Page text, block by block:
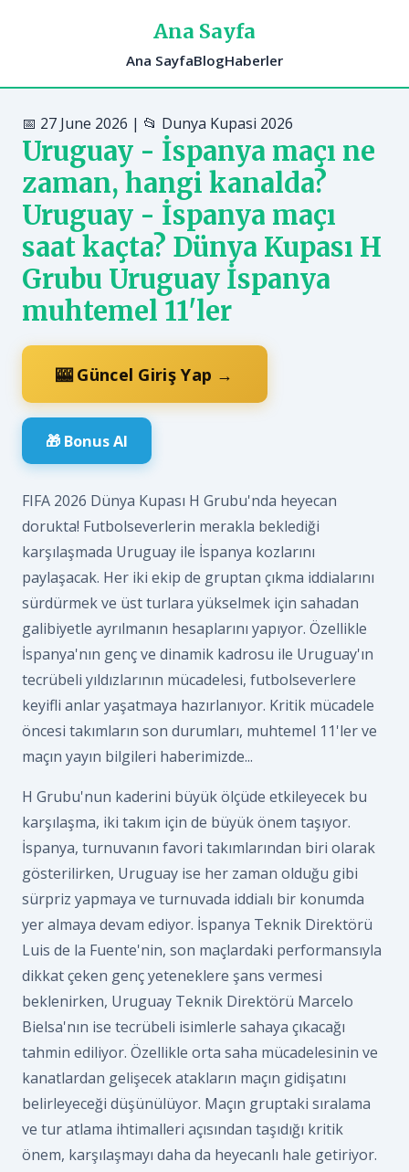
Ana Sayfa
Ana SayfaBlogHaberler
📅 27 June 2026 | 📂 Dunya Kupasi 2026
Uruguay - İspanya maçı ne
zaman, hangi kanalda?
Uruguay - İspanya maçı
saat kaçta? Dünya Kupası H
Grubu Uruguay İspanya
muhtemel 11'ler
🎰 Güncel Giriş Yap →
🎁 Bonus Al
FIFA 2026 Dünya Kupası H Grubu'nda heyecan
dorukta! Futbolseverlerin merakla beklediği
karşılaşmada Uruguay ile İspanya kozlarını
paylaşacak. Her iki ekip de gruptan çıkma iddialarını
sürdürmek ve üst turlara yükselmek için sahadan
galibiyetle ayrılmanın hesaplarını yapıyor. Özellikle
İspanya'nın genç ve dinamik kadrosu ile Uruguay'ın
tecrübeli yıldızlarının mücadelesi, futbolseverlere
keyifli anlar yaşatmaya hazırlanıyor. Kritik mücadele
öncesi takımların son durumları, muhtemel 11'ler ve
maçın yayın bilgileri haberimizde...
H Grubu'nun kaderini büyük ölçüde etkileyecek bu
karşılaşma, iki takım için de büyük önem taşıyor.
İspanya, turnuvanın favori takımlarından biri olarak
gösterilirken, Uruguay ise her zaman olduğu gibi
sürpriz yapmaya ve turnuvada iddialı bir konumda
yer almaya devam ediyor. İspanya Teknik Direktörü
Luis de la Fuente'nin, son maçlardaki performansıyla
dikkat çeken genç yeteneklere şans vermesi
beklenirken, Uruguay Teknik Direktörü Marcelo
Bielsa'nın ise tecrübeli isimlerle sahaya çıkacağı
tahmin ediliyor. Özellikle orta saha mücadelesinin ve
kanatlardan gelişecek atakların maçın gidişatını
belirleyeceği düşünülüyor. Maçın gruptaki sıralama
ve tur atlama ihtimalleri açısından taşıdığı kritik
önem, karşılaşmayı daha da heyecanlı hale getiriyor.